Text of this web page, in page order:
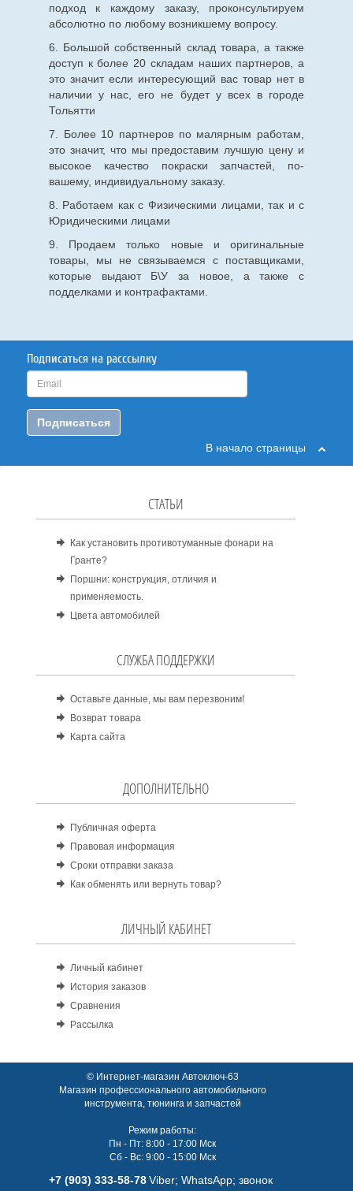
подход к каждому заказу, проконсультируем
абсолютно по любому возникшему вопросу.
6. Большой собственный склад товара, а также
доступ к более 20 складам наших партнеров, а
это значит если интересующий вас товар нет в
наличии у нас, его не будет у всех в городе
Тольятти
7. Более 10 партнеров по малярным работам,
это значит, что мы предоставим лучшую цену и
высокое качество покраски запчастей, по-
вашему, индивидуальному заказу.
8. Работаем как с Физическими лицами, так и с
Юридическими лицами
9. Продаем только новые и оригинальные
товары, мы не связываемся с поставщиками,
которые выдают Б\У за новое, а также с
подделками и контрафактами.
Подписаться на расссылку
Подписаться
В начало страницы
СТАТЬИ
Как установить противотуманные фонари на
Гранте?
Поршни: конструкция, отличия и
применяемость.
Цвета автомобилей
СЛУЖБА ПОДДЕРЖКИ
Оставьте данные, мы вам перезвоним!
Возврат товара
Карта сайта
ДОПОЛНИТЕЛЬНО
Публичная оферта
Правовая информация
Сроки отправки заказа
Как обменять или вернуть товар?
ЛИЧНЫЙ КАБИНЕТ
Личный кабинет
История заказов
Сравнения
Рассылка
© Интернет-магазин Автоключ-63
Магазин профессионального автомобильного
инструмента, тюнинга и запчастей
Режим работы:
Пн - Пт: 8:00 - 17:00 Мск
Сб - Вс: 9:00 - 15:00 Мск
+7 (903) 333-58-78 Viber; WhatsАpp; звонок